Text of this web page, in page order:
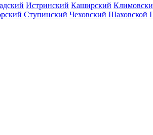
Истринский Каширский
Ступинский Чеховский Шаховской